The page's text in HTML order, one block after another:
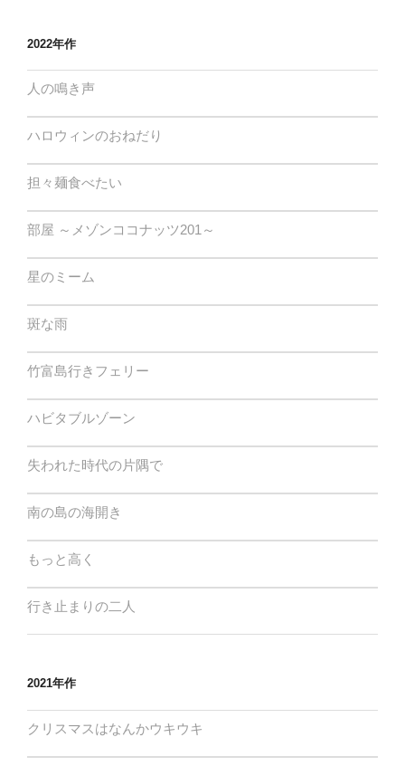
2022年作
人の鳴き声
ハロウィンのおねだり
担々麺食べたい
部屋 ～メゾンココナッツ201～
星のミーム
斑な雨
竹富島行きフェリー
ハビタブルゾーン
失われた時代の片隅で
南の島の海開き
もっと高く
行き止まりの二人
2021年作
クリスマスはなんかウキウキ